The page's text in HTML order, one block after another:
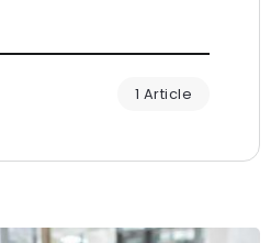
1 Article